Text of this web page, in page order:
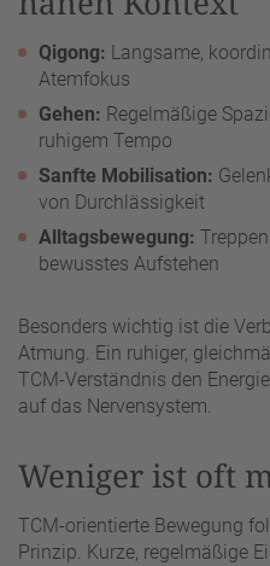
Qigong: Langsame,
Atemfokus
Gehen: Regelmäßige
ruhigem Tempo
Sanfte Mobilisation:
von Durchlässigkeit
Alltagsbewegung:
bewusstes Aufstehen
Besonders wichtig ist die
Atmung. Ein ruhiger,
TCM-Verständnis den
auf das Nervensystem.
Weniger ist oft
TCM-orientierte Bewegung
Prinzip. Kurze, regelmäßige